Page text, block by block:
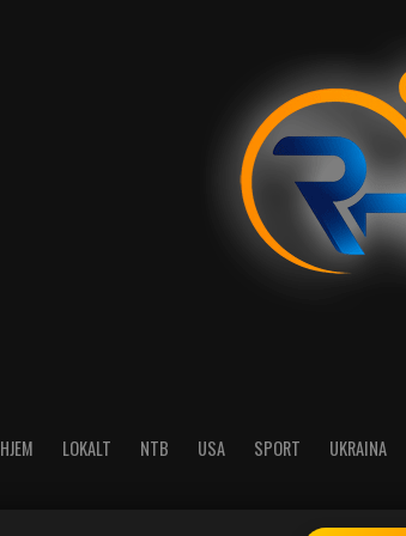
HJEM LOKALT NTB USA SPORT UKRAINA